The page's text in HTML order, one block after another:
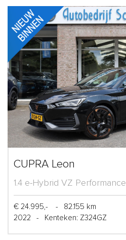
CUPRA Leon
1.4 e-Hybrid VZ
€ 24.995,- -
82.155 km
2022
- Kenteken: Z324GZ